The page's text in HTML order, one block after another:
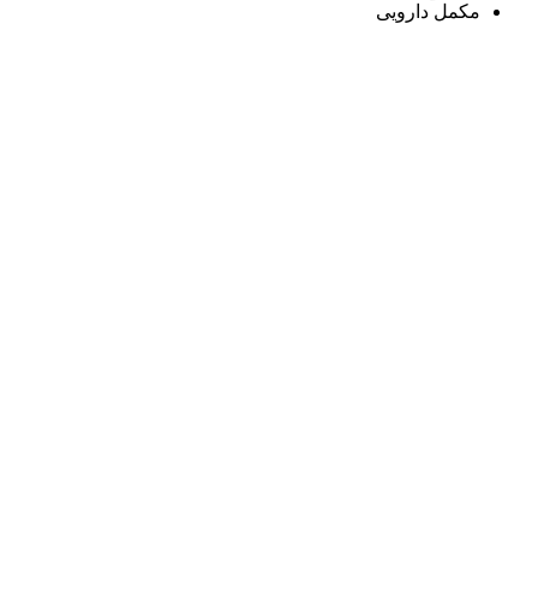
مکمل دارویی